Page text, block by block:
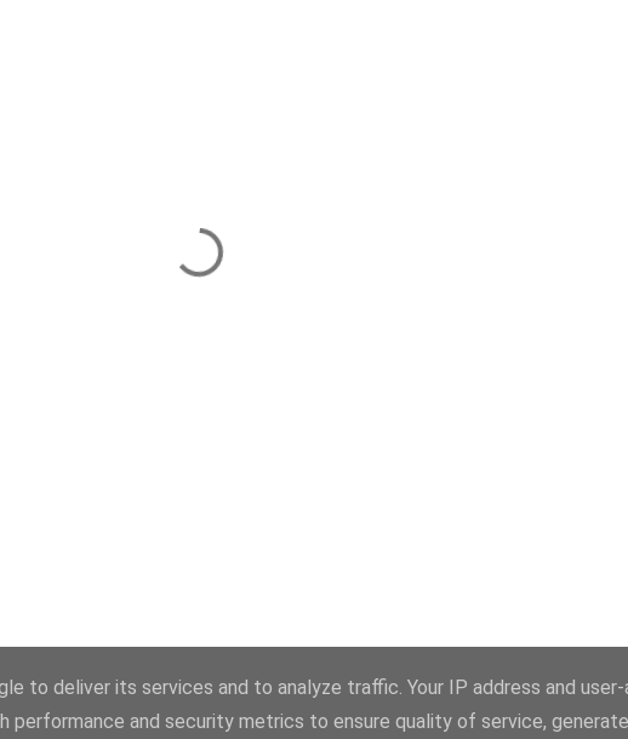
Üzemeltető: Blogger
to deliver its services and to analyze traffic. Your IP address and
performance and security metrics to ensure quality of service,